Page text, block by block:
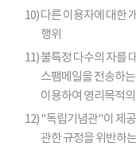
10)다른 이용자에 대한
행위
11)불특정 다수의 자를
스팸메일을 전송하
이용하여 영리목적
12)"독립기념관"이 제공
관한 규정을 위반하